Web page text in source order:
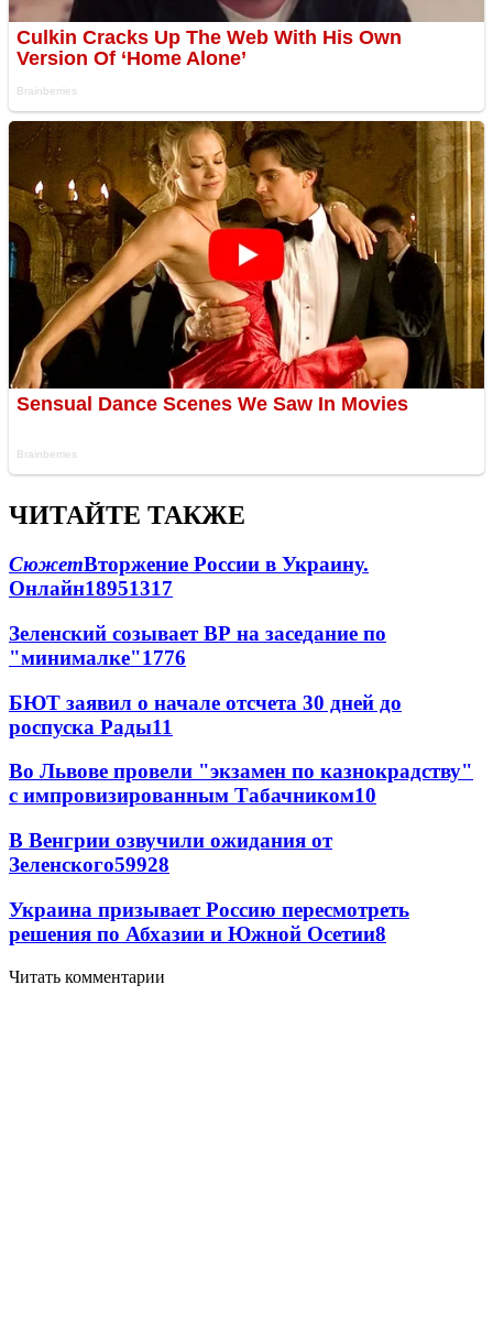
ЧИТАЙТЕ ТАКЖЕ
СюжетВторжение России в Украину.
Онлайн18951317
Зеленский созывает ВР на заседание по
"минималке"1776
БЮТ заявил о начале отсчета 30 дней до
роспуска Рады11
Во Львове провели "экзамен по казнокрадству"
с импровизированным Табачником10
В Венгрии озвучили ожидания от
Зеленского59928
Украина призывает Россию пересмотреть
решения по Абхазии и Южной Осетии8
Читать комментарии